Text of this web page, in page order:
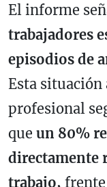
El informe
trabajadores
episodios de
Esta situación
profesional
que un 80%
directamente
trabajo, frente